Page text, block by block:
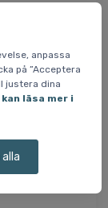
anpassa
på ”Acceptera
justera dina
kan läsa mer i
känt för
är
miljön.